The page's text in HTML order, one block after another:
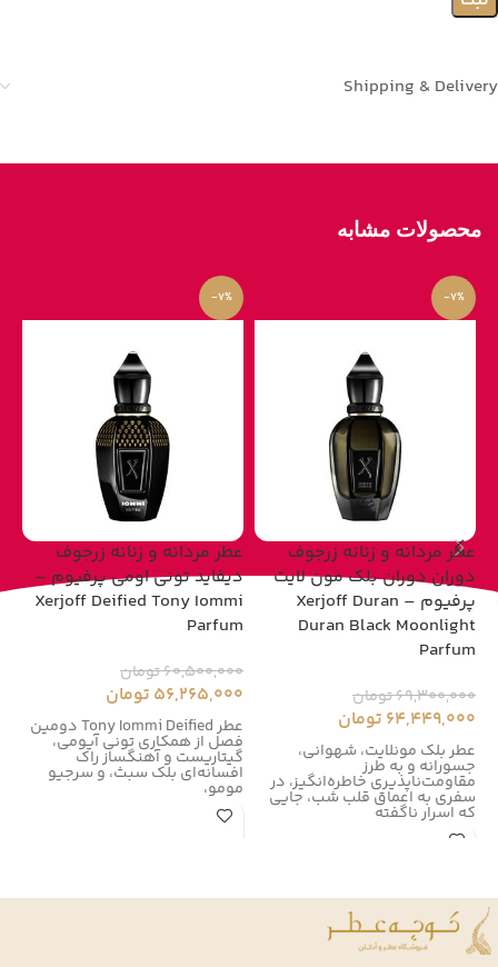
Shipping & Delivery
محصولات مشابه
-7%
عطر مردانه و زنانه زرجوف
دوران دوران بلک مون لایت
پرفیوم – Xerjoff Duran
Duran Black Moonlight
Parfum
69,300,000تومان
64,449,000 تومان
عطر بلک مونلایت، شهوانی،
جسورانه و به طرز
مقاومت‌ناپذیری خاطره‌انگیز، در
سفری به اعماق قلب شب، جایی
که اسرار ناگفته
-7%
عطر مردانه و زنانه زرجوف
دیفاید تونی اومی پرفیوم –
Xerjoff Deified Tony Iommi
Parfum
60,500,000تومان
56,265,000 تومان
عطر Tony Iommi Deified دومین
فصل از همکاری تونی آیومی،
گیتاریست و آهنگساز راک
افسانه‌ای بلک سبث، و سرجیو
مومو،